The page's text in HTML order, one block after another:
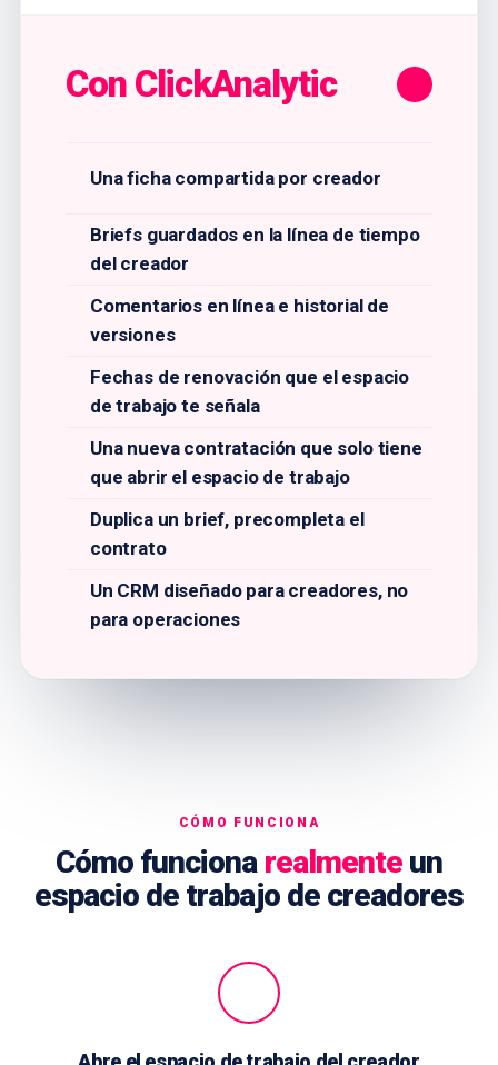
Con ClickAnalytic
Una ficha compartida por creador
Briefs guardados en la línea de tiempo
del creador
Comentarios en línea e historial de
versiones
Fechas de renovación que el espacio
de trabajo te señala
Una nueva contratación que solo tiene
que abrir el espacio de trabajo
Duplica un brief, precompleta el
contrato
Un CRM diseñado para creadores, no
para operaciones
CÓMO FUNCIONA
Cómo funciona realmenteun
espacio de trabajo de creadores